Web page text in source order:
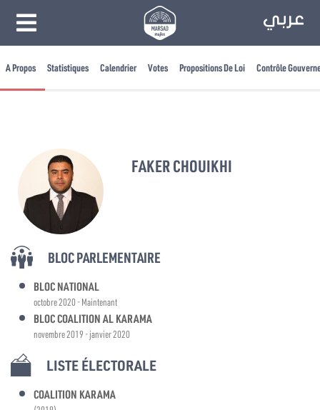
A Propos Statistiques Calendrier Votes Propositions De Loi Contrôle
FAKER CHOUIKHI
BLOC PARLEMENTAIRE
BLOC NATIONAL
octobre 2020 - Maintenant
BLOC COALITION AL KARAMA
novembre 2019 - janvier 2020
LISTE ÉLECTORALE
COALITION KARAMA